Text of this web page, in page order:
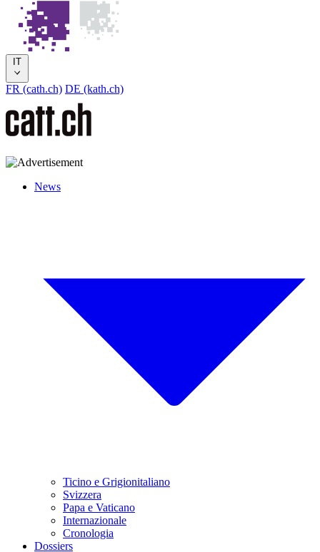
IT
FR (cath.ch) DE (kath.ch)
News
Ticino e Grigionitaliano
Svizzera
Papa e Vaticano
Internazionale
Cronologia
Dossiers